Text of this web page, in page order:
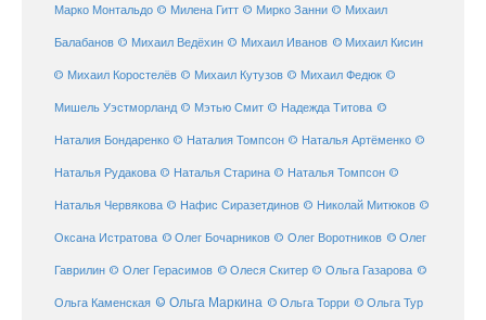
Марко Монтальдо © Милена Гитт © Мирко Занни © Михаил
Балабанов © Михаил Ведёхин © Михаил Иванов © Михаил Кисин
© Михаил Коростелёв © Михаил Кутузов © Михаил Федюк ©
Мишель Уэстморланд © Мэтью Смит © Надежда Титова ©
Наталия Бондаренко © Наталия Томпсон © Наталья Артёменко ©
Наталья Рудакова © Наталья Старина © Наталья Томпсон ©
Наталья Червякова © Нафис Сиразетдинов © Николай Митюков ©
Оксана Истратова © Олег Бочарников © Олег Воротников © Олег
Гаврилин © Олег Герасимов © Олеся Скитер © Ольга Газарова ©
Ольга Каменская © Ольга Маркина © Ольга Торри © Ольга Тур